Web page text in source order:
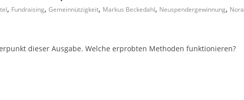
, Fundraising, Gemeinnützigkeit, Markus Beckedahl, Neuspendergewinnung, Nora
dieser Ausgabe. Welche erprobten Methoden funktionieren?